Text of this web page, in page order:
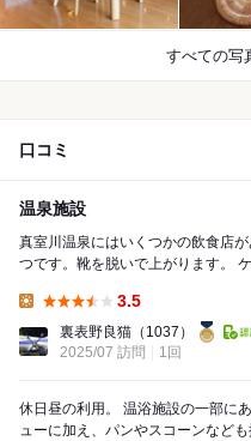
すべての写
口コミ
温泉施設
真室川温泉にはいくつかの飲食店
つです。靴を脱いで上がります。 ケーキ盛り合わせとアイスティーをい
3.5
裏表野良猫 （1037）
2025/07 訪問
1回
休日昼の利用。 温浴施設の一部にあるようだ。 ベーシックな飲み物メニ
ューに加え、パンやスコーンなども揃える。 今回は梅ソー